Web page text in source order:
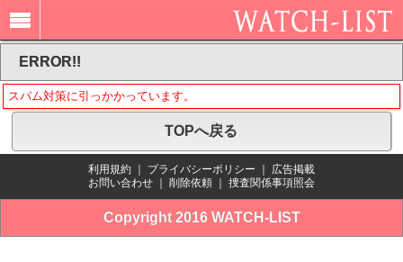
ERROR!!
スパム対策に引っかかっています。
TOPへ戻る
利用規約 プライバシーポリシー
広告掲載
お問い合わせ
削除依頼 捜査関係事項照会
Copyright 2016 WATCH-LIST